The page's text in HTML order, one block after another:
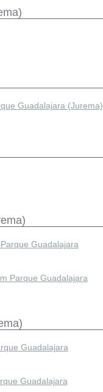
Guadalajara (Jurema)
Guadalajara
Parque Guadalajara
Guadalajara
Guadalajara